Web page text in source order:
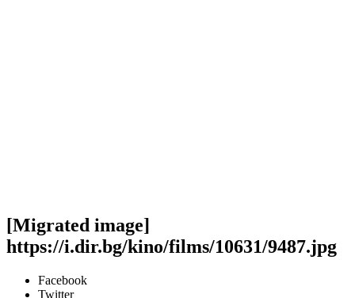
[Migrated image]
https://i.dir.bg/kino/films/10631/9487.jpg
Facebook
Twitter